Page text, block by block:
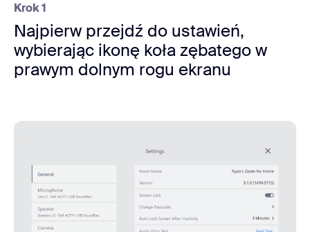
Krok 1
Najpierw przejdź do ustawień,
wybierając ikonę koła zębatego w
prawym dolnym rogu ekranu